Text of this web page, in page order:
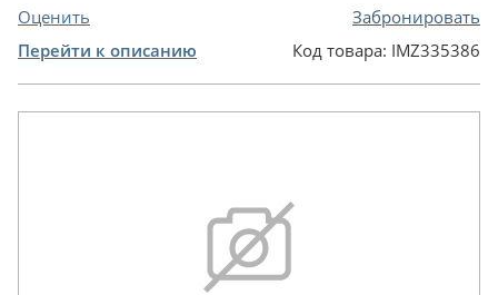
Оценить
Забронировать
Перейти к описанию
Код товара: IMZ335386